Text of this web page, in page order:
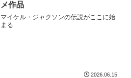
メ作品
マイケル・ジャクソンの伝説がここに始
まる
2026.06.15